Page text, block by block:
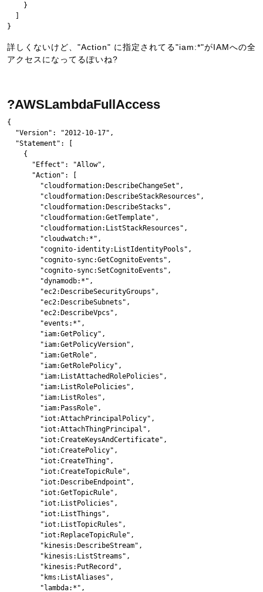
    }
}
詳しくないけど、"Action" に指定されてる"iam:*"がIAMへの全
アクセスになってるぽいね?
?AWSLambdaFullAccess
{
  "Version": "2012-10-17",
  "Statement": [
    {
      "Effect": "Allow",
      "Action": [
        "cloudformation:DescribeChangeSet",
        "cloudformation:DescribeStackResources",
        "cloudformation:DescribeStacks",
        "cloudformation:GetTemplate",
        "cloudformation:ListStackResources",
        "cloudwatch:*",
        "cognito-identity:ListIdentityPools",
        "cognito-sync:GetCognitoEvents",
        "cognito-sync:SetCognitoEvents",
        "dynamodb:*",
        "ec2:DescribeSecurityGroups",
        "ec2:DescribeSubnets",
        "ec2:DescribeVpcs",
        "events:*",
        "iam:GetPolicy",
        "iam:GetPolicyVersion",
        "iam:GetRole",
        "iam:GetRolePolicy",
        "iam:ListAttachedRolePolicies",
        "iam:ListRolePolicies",
        "iam:ListRoles",
        "iam:PassRole",
        "iot:AttachPrincipalPolicy",
        "iot:AttachThingPrincipal",
        "iot:CreateKeysAndCertificate",
        "iot:CreatePolicy",
        "iot:CreateThing",
        "iot:CreateTopicRule",
        "iot:DescribeEndpoint",
        "iot:GetTopicRule",
        "iot:ListPolicies",
        "iot:ListThings",
        "iot:ListTopicRules",
        "iot:ReplaceTopicRule",
        "kinesis:DescribeStream",
        "kinesis:ListStreams",
        "kinesis:PutRecord",
        "kms:ListAliases",
        "lambda:*",